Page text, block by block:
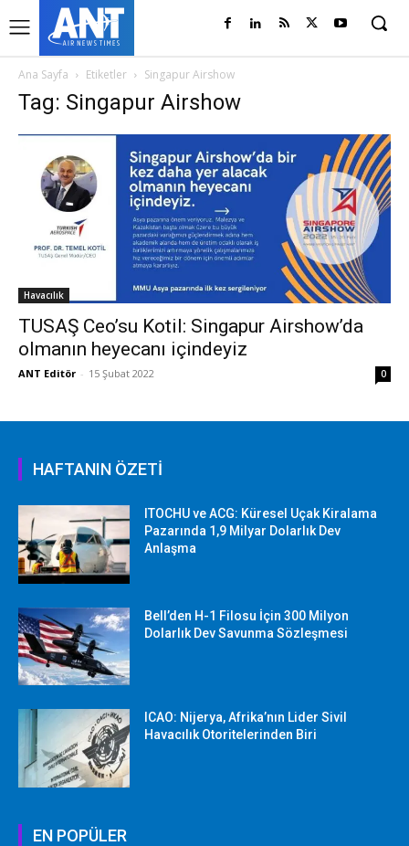
Ana Sayfa Etiketler Singapur Airshow
Tag: Singapur Airshow
Havacılık
TUSAŞ Ceo’su Kotil: Singapur Airshow’da
olmanın heyecanı içindeyiz
ANT Editör - 15 Şubat 2022 0
HAFTANIN ÖZETİ
ITOCHU ve ACG: Küresel Uçak Kiralama
Pazarında 1,9 Milyar Dolarlık Dev
Anlaşma
Bell’den H-1 Filosu İçin 300 Milyon
Dolarlık Dev Savunma Sözleşmesi
ICAO: Nijerya, Afrika’nın Lider Sivil
Havacılık Otoritelerinden Biri
EN POPÜLER